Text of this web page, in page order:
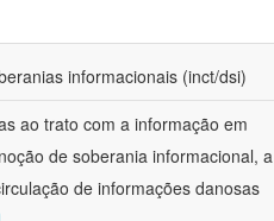
informacionais (inct/dsi)
ao trato com a informação em
de soberania informacional, a
de informações danosas